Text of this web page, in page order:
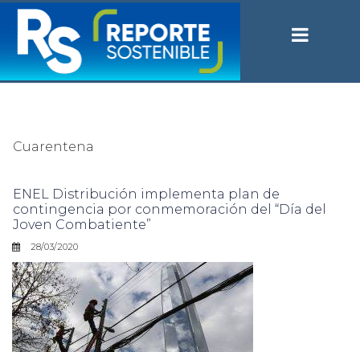
Cuarentena
ENEL Distribución implementa plan de
contingencia por conmemoración del “Día del
Joven Combatiente”
28/03/2020